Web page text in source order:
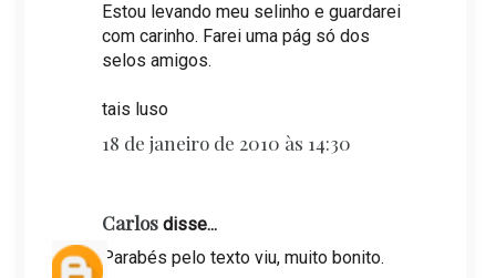
Estou levando meu selinho e guardarei
com carinho. Farei uma pág só dos
selos amigos.
tais luso
18 de janeiro de 2010 às 14:30
Carlosdisse...
Parabés pelo texto viu, muito bonito.